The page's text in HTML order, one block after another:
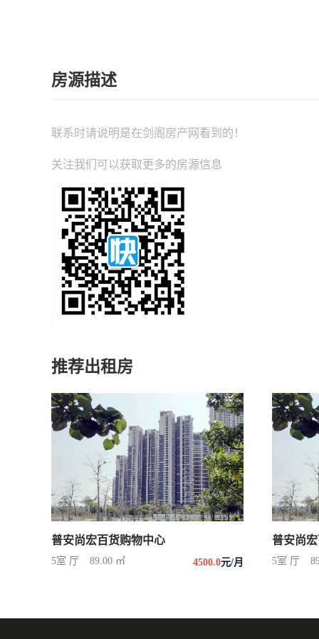
房源描述
联系时请说明是在剑阁房产网 看到的！
关注我们可以获取更多的房源信息
推荐出租房
普安尚宏百货购物中心
5室 厅 89.00 ㎡ 4500.0元/月
普安尚
5室 厅